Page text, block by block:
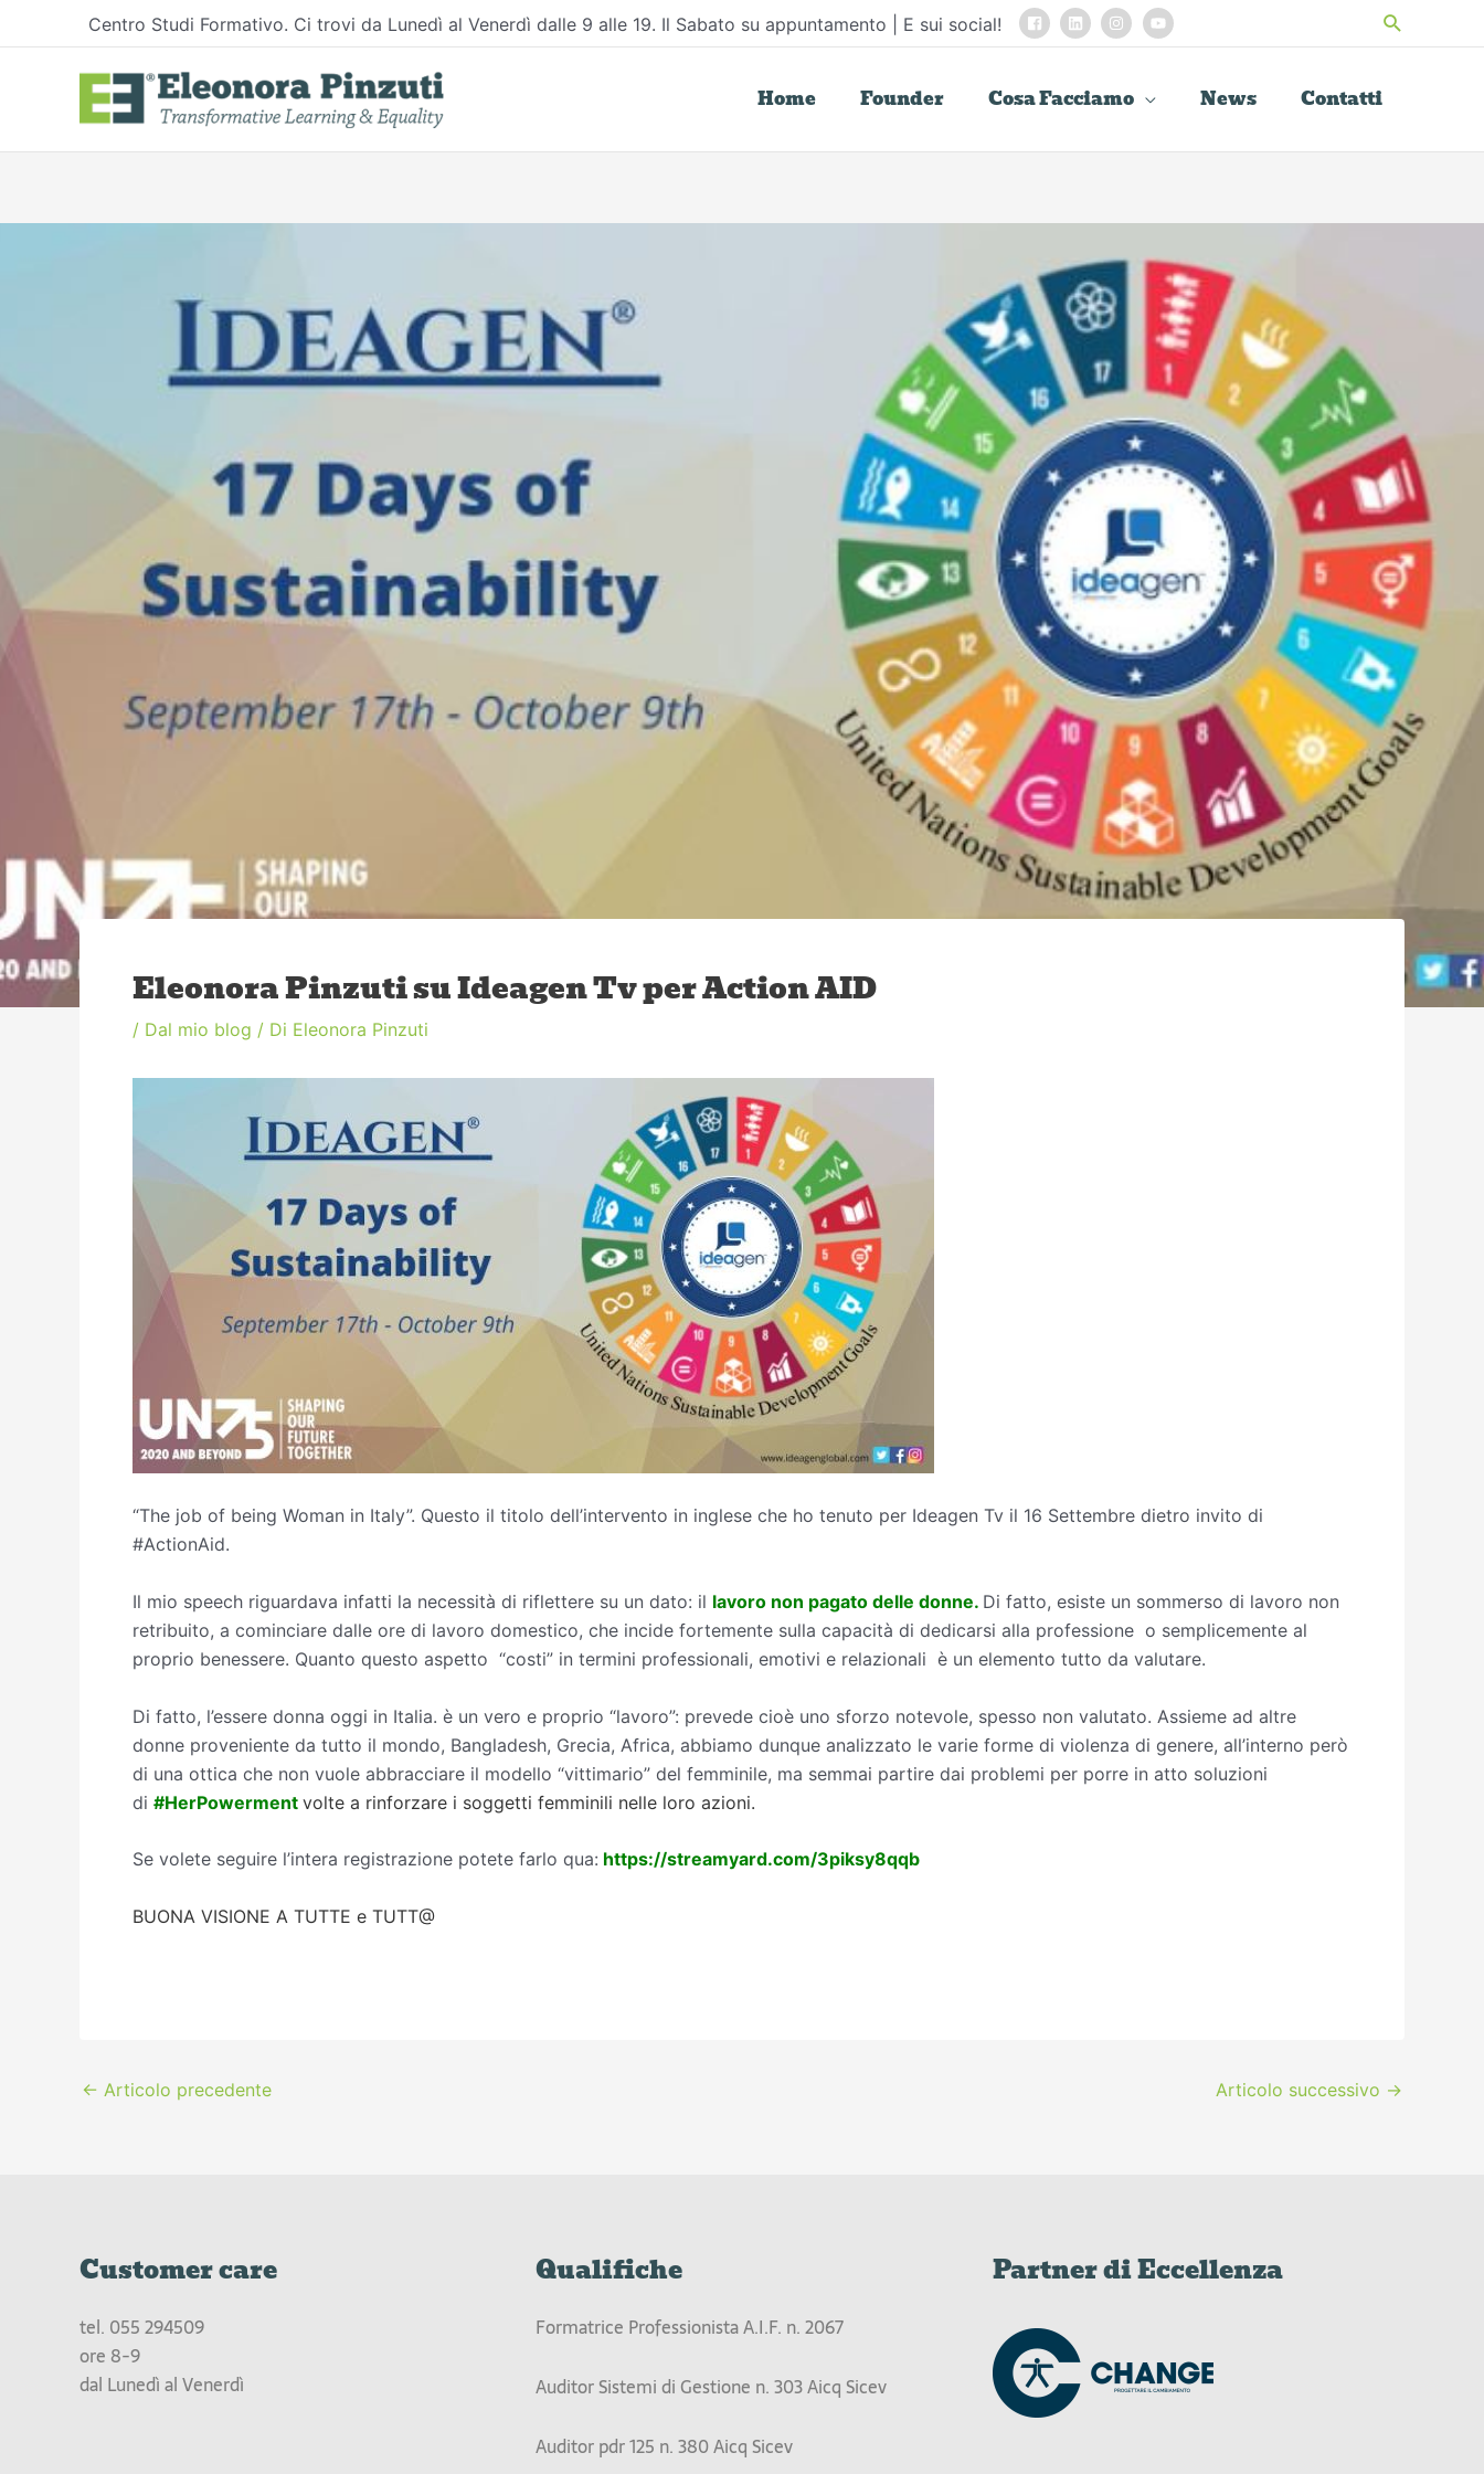
al
contenuto
Centro Studi Formativo. Ci trovi da Lunedì al Venerdì dalle 9 alle 19. Il Sabato su appuntamento | E sui social! Cerca
Home Founder Cosa Facciamo News Contatti
Eleonora Pinzuti su Ideagen Tv per Action AID
/ Dal mio blog / Di Eleonora Pinzuti
“The job of being Woman in Italy”. Questo il titolo dell’intervento in inglese che ho tenuto per Ideagen Tv il 16 Settembre dietro invito di
#ActionAid.
Il mio speech riguardava infatti la necessità di riflettere su un dato: il lavoro non pagato delle donne. Di fatto, esiste un sommerso di lavoro non
retribuito, a cominciare dalle ore di lavoro domestico, che incide fortemente sulla capacità di dedicarsi alla professione o semplicemente al
proprio benessere. Quanto questo aspetto “costi” in termini professionali, emotivi e relazionali è un elemento tutto da valutare.
Di fatto, l’essere donna oggi in Italia. è un vero e proprio “lavoro”: prevede cioè uno sforzo notevole, spesso non valutato. Assieme ad altre
donne proveniente da tutto il mondo, Bangladesh, Grecia, Africa, abbiamo dunque analizzato le varie forme di violenza di genere, all’interno però
di una ottica che non vuole abbracciare il modello “vittimario” del femminile, ma semmai partire dai problemi per porre in atto soluzioni
di #HerPowerment volte a rinforzare i soggetti femminili nelle loro azioni.
Se volete seguire l’intera registrazione potete farlo qua: https://streamyard.com/3piksy8qqb
BUONA VISIONE A TUTTE e TUTT@
← Articolo precedente Articolo successivo →
Customer care
tel. 055 294509
ore 8-9
dal Lunedì al Venerdì
Qualifiche
Formatrice Professionista A.I.F. n. 2067
Auditor Sistemi di Gestione n. 303 Aicq Sicev
Auditor pdr 125 n. 380 Aicq Sicev
Partner di Eccellenza